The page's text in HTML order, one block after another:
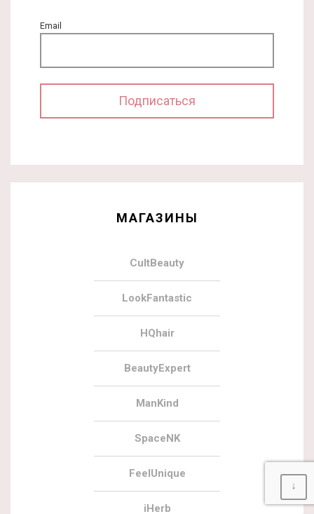
Email
МАГАЗИНЫ
CultBeauty
LookFantastic
HQhair
BeautyExpert
ManKind
SpaceNK
FeelUnique
iHerb
↓